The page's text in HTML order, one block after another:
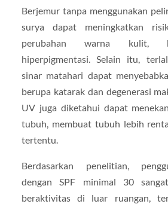
Berjemur tanpa menggunakan
surya dapat meningkatkan
perubahan warna kulit,
hiperpigmentasi. Selain itu,
sinar matahari dapat
berupa katarak dan degenerasi
UV juga diketahui dapat
tubuh, membuat tubuh lebih
tertentu.
Berdasarkan penelitian,
dengan SPF minimal 30
beraktivitas di luar ruangan,